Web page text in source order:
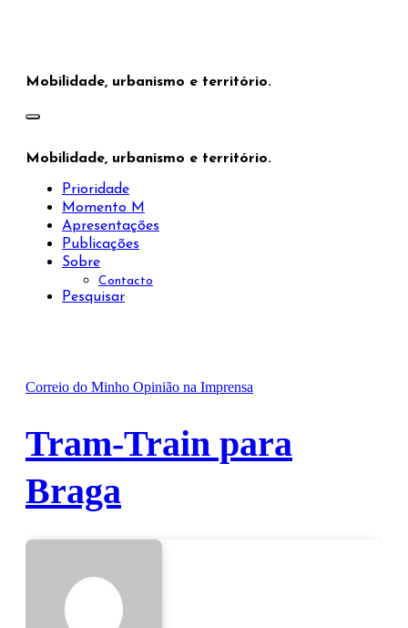
Mobilidade, urbanismo e território.
Mobilidade, urbanismo e território.
Prioridade
Momento M
Apresentações
Publicações
Sobre
Contacto
Pesquisar
Correio do Minho Opinião na Imprensa
Tram-Train para
Braga